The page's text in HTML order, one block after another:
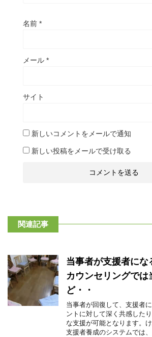
名前 *
メール *
サイト
新しいコメントをメールで通知
新しい投稿をメールで受け取る
関連記事
当事者が支援者にな
カウンセリングでは
ど・・
当事者が回復して、支援者
ントに対して深く共感した
な支援が可能となります。
支援者養成のシステムでは